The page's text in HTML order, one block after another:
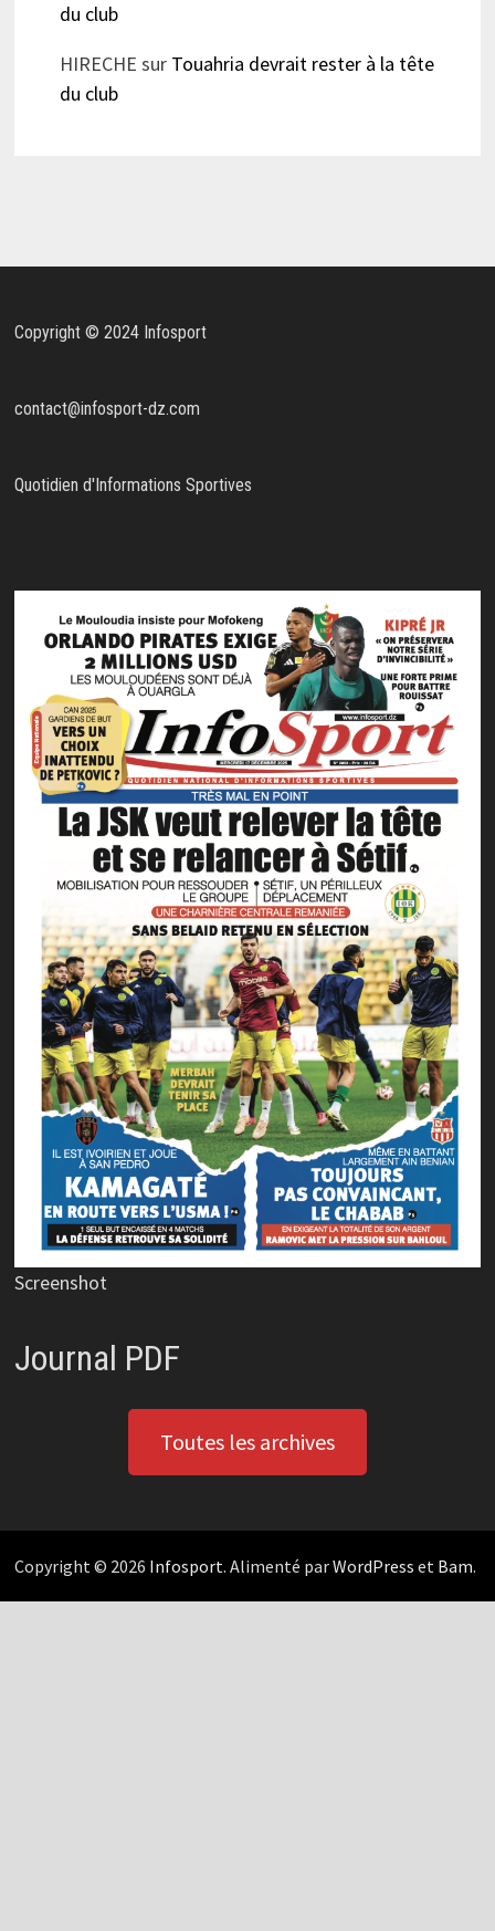
du club
HIRECHE sur Touahria devrait rester à la tête
du club
Copyright © 2024 Infosport
contact@infosport-dz.com
Quotidien d'Informations Sportives
Screenshot
Journal PDF
Toutes les archives
Copyright © 2026 Infosport. Alimenté parWordPress et Bam.